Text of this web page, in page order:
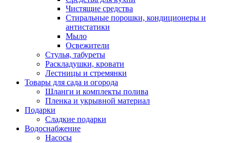
Чистящие средства
Стиральные порошки, кондиционеры и
антистатики
Мыло
Освежители
Стулья, табуреты
Раскладушки, кровати
Лестницы и стремянки
Товары для сада и огорода
Шланги и комплекты полива
Пленка и укрывной материал
Подарки
Cладкие подарки
Водоснабжение
Насосы